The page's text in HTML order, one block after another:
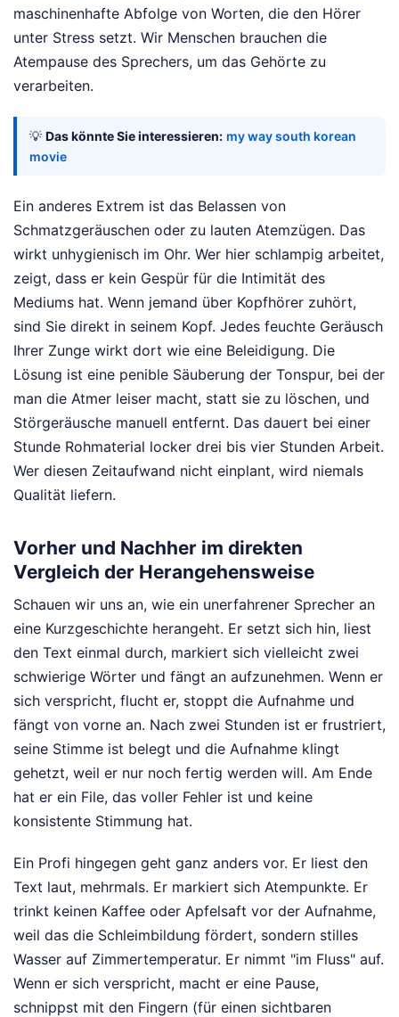
maschinenhafte Abfolge von Worten, die den Hörer
unter Stress setzt. Wir Menschen brauchen die
Atempause des Sprechers, um das Gehörte zu
verarbeiten.
💡 Das könnte Sie interessieren: my way south korean
movie
Ein anderes Extrem ist das Belassen von
Schmatzgeräuschen oder zu lauten Atemzügen. Das
wirkt unhygienisch im Ohr. Wer hier schlampig arbeitet,
zeigt, dass er kein Gespür für die Intimität des
Mediums hat. Wenn jemand über Kopfhörer zuhört,
sind Sie direkt in seinem Kopf. Jedes feuchte Geräusch
Ihrer Zunge wirkt dort wie eine Beleidigung. Die
Lösung ist eine penible Säuberung der Tonspur, bei der
man die Atmer leiser macht, statt sie zu löschen, und
Störgeräusche manuell entfernt. Das dauert bei einer
Stunde Rohmaterial locker drei bis vier Stunden Arbeit.
Wer diesen Zeitaufwand nicht einplant, wird niemals
Qualität liefern.
Vorher und Nachher im direkten
Vergleich der Herangehensweise
Schauen wir uns an, wie ein unerfahrener Sprecher an
eine Kurzgeschichte herangeht. Er setzt sich hin, liest
den Text einmal durch, markiert sich vielleicht zwei
schwierige Wörter und fängt an aufzunehmen. Wenn er
sich verspricht, flucht er, stoppt die Aufnahme und
fängt von vorne an. Nach zwei Stunden ist er frustriert,
seine Stimme ist belegt und die Aufnahme klingt
gehetzt, weil er nur noch fertig werden will. Am Ende
hat er ein File, das voller Fehler ist und keine
konsistente Stimmung hat.
Ein Profi hingegen geht ganz anders vor. Er liest den
Text laut, mehrmals. Er markiert sich Atempunkte. Er
trinkt keinen Kaffee oder Apfelsaft vor der Aufnahme,
weil das die Schleimbildung fördert, sondern stilles
Wasser auf Zimmertemperatur. Er nimmt "im Fluss" auf.
Wenn er sich verspricht, macht er eine Pause,
schnippst mit den Fingern (für einen sichtbaren